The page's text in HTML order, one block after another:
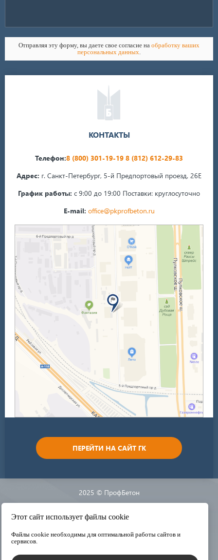
Отправляя эту форму, вы даете свое согласие на обработку ваших
персональных данных.
КОНТАКТЫ
Телефон:8 (800) 301-19-19 8 (812) 612-29-83
Адрес: г. Санкт-Петербург, 5-й Предпортовый проезд, 26Е
График работы: с 9:00 до 19:00 Поставки: круглосуточно
E-mail: office@pkprofbeton.ru
ПЕРЕЙТИ НА САЙТ ГК
2025 © ПрофБетон
Разработка сайта:
Этот сайт использует файлы cookie
Файлы cookie необходимы для оптимальной работы сайтов и
сервисов.